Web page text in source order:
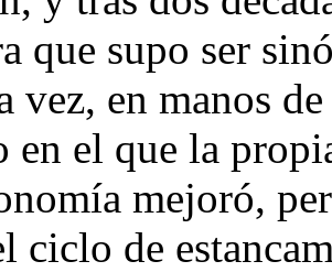
que supo ser
vez, en manos
en el que la
mejoró,
ciclo de